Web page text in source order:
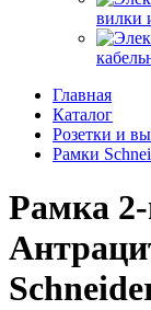
вилки
Главная
Каталог
Розетки и
Рамки
Рамка 2-